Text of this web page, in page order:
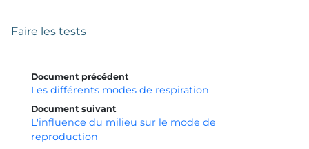
Faire les tests
Document précédent
Les différents modes de respiration
Document suivant
L'influence du milieu sur le mode de
reproduction